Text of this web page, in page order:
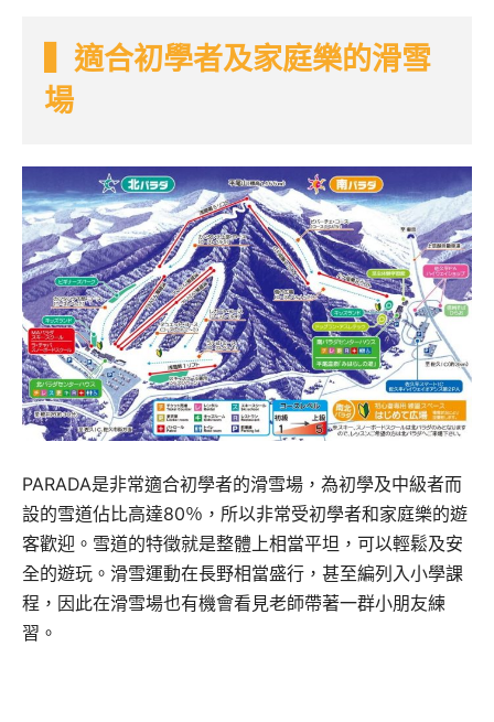
▍適合初學者及家庭樂的滑雪
場
PARADA是非常適合初學者的滑雪場，為初學及中級者而
設的雪道佔比高達80％，所以非常受初學者和家庭樂的遊
客歡迎。雪道的特徵就是整體上相當平坦，可以輕鬆及安
全的遊玩。滑雪運動在長野相當盛行，甚至編列入小學課
程，因此在滑雪場也有機會看見老師帶著一群小朋友練
習。